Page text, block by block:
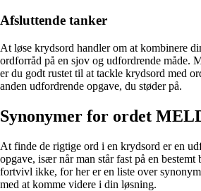
Afsluttende tanker
At løse krydsord handler om at kombinere
ordforråd på en sjov og udfordrende måde.
er du godt rustet til at tackle krydsord med
anden udfordrende opgave, du støder på.
Synonymer for ordet
At finde de rigtige ord i en krydsord er en
opgave, især når man står fast på en
fortvivl ikke, for her er en liste over
med at komme videre i din løsning.